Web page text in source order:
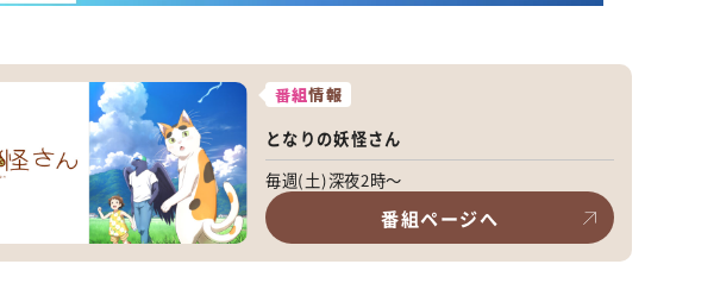
番組情報
となりの妖怪さん
毎週(土)深夜2時～
番組ページへ